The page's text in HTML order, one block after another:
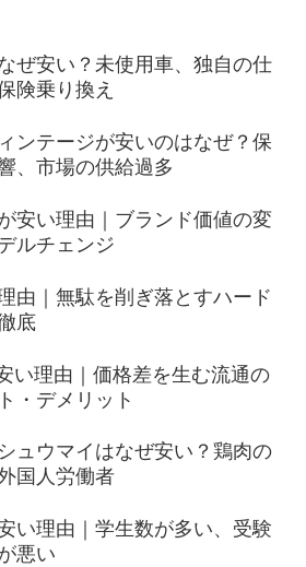
ぜ安い？未使用車、独自の仕
険乗り換え
ンテージが安いのはなぜ？保
、市場の供給過多
安い理由｜ブランド価値の変
ルチェンジ
由｜無駄を削ぎ落とすハード
底
い理由｜価格差を生む流通の
・デメリット
ュウマイはなぜ安い？鶏肉の
国人労働者
い理由｜学生数が多い、受験
悪い